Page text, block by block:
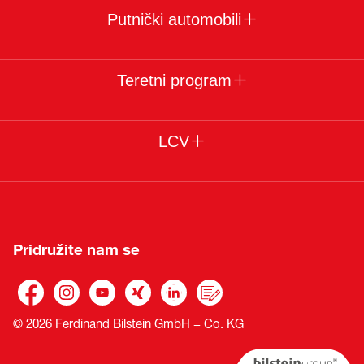
Putnički automobili
Teretni program
LCV
Pridružite nam se
© 2026 Ferdinand Bilstein GmbH + Co. KG